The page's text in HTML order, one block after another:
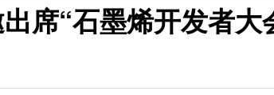
席“石墨烯开发者大